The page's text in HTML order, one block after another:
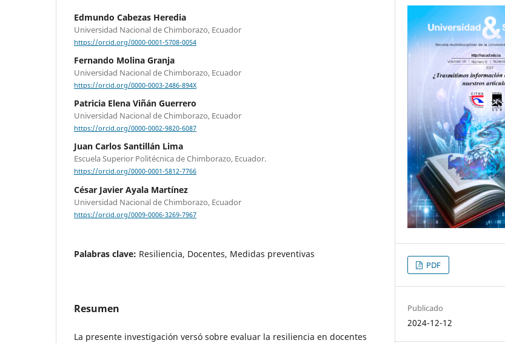
Edmundo Cabezas Heredia
Universidad Nacional de Chimborazo, Ecuador
https://orcid.org/0000-0001-5708-0054
Fernando Molina Granja
Universidad Nacional de Chimborazo, Ecuador
https://orcid.org/0000-0003-2486-894X
Patricia Elena Viñán Guerrero
Universidad Nacional de Chimborazo, Ecuador
https://orcid.org/0000-0002-9820-6087
Juan Carlos Santillán Lima
Escuela Superior Politécnica de Chimborazo, Ecuador.
https://orcid.org/0000-0001-5812-7766
César Javier Ayala Martínez
Universidad Nacional de Chimborazo, Ecuador
https://orcid.org/0009-0006-3269-7967
Palabras clave: Resiliencia, Docentes, Medidas preventivas
Resumen
La presente investigación versó sobre evaluar la resiliencia en docentes
PDF
Publicado
2024-12-12